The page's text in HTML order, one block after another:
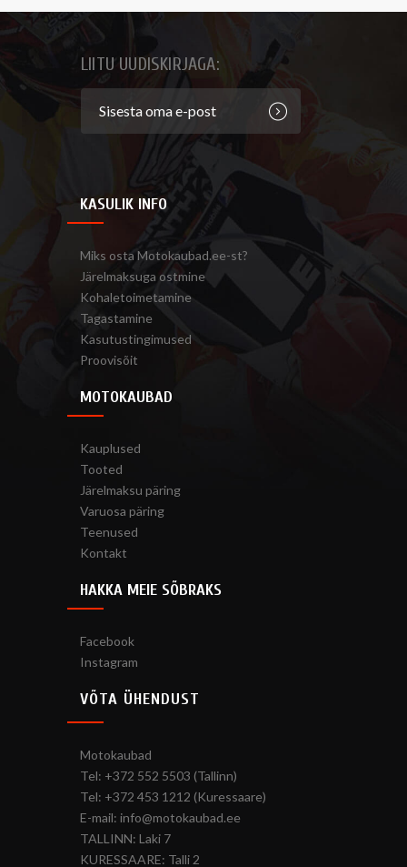
LIITU UUDISKIRJAGA:
KASULIK INFO
Miks osta Motokaubad.ee-st?
Järelmaksuga ostmine
Kohaletoimetamine
Tagastamine
Kasutustingimused
Proovisõit
MOTOKAUBAD
Kauplused
Tooted
Järelmaksu päring
Varuosa päring
Teenused
Kontakt
HAKKA MEIE SÕBRAKS
Facebook
Instagram
VÕTA ÜHENDUST
Motokaubad
Tel: +372 552 5503 (Tallinn)
Tel: +372 453 1212 (Kuressaare)
E-mail: info@motokaubad.ee
TALLINN: Laki 7
KURESSAARE: Talli 2